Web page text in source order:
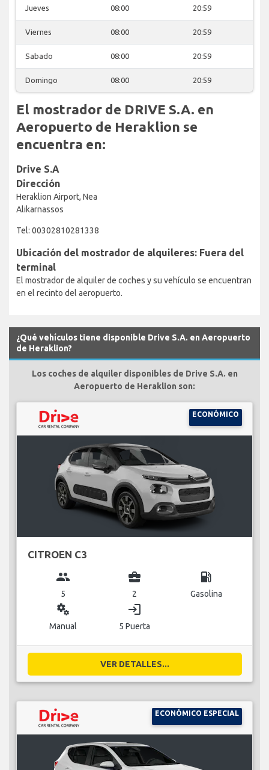
Jueves 08:00 20:59
Viernes 08:00 20:59
Sabado 08:00 20:59
Domingo 08:00 20:59
El mostrador de DRIVE S.A. en
Aeropuerto de Heraklion se
encuentra en:
Drive S.A
Dirección
Heraklion Airport, Nea
Alikarnassos
Tel: 00302810281338
Ubicación del mostrador de alquileres: Fuera del
terminal
El mostrador de alquiler de coches y su vehículo se encuentran
en el recinto del aeropuerto.
¿Qué vehículos tiene disponible Drive S.A. en Aeropuerto
de Heraklion?
Los coches de alquiler disponibles de Drive S.A. en
Aeropuerto de Heraklion son:
ECONÓMICO
CITROEN C3
group
5
business_center
2
local_gas_station
Gasolina
miscellaneous_services
Manual
login
5 Puerta
VER DETALLES...
ECONÓMICO ESPECIAL